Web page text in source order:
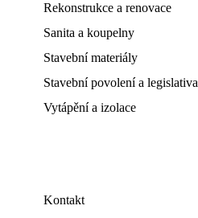
Rekonstrukce a renovace
Sanita a koupelny
Stavební materiály
Stavební povolení a legislativa
Vytápění a izolace
Kontakt